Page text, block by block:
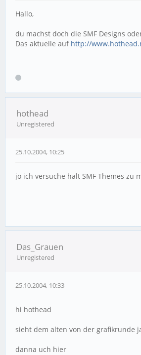
Hallo,
du machst doch die SMF Designs
Das aktuelle auf http://
hothead
Unregistered
25.10.2004, 10:25
jo ich versuche halt SMF Themes zu
Das_Grauen
Unregistered
25.10.2004, 10:33
hi hothead
sieht dem alten von der grafikrunde
danna uch hier